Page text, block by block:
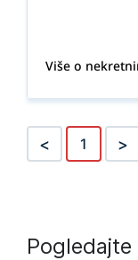
Više o
< 1 >